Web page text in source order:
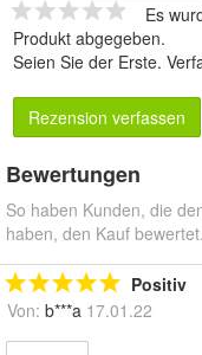
Es
Produkt abgegeben.
Seien Sie der Erste.
Rezension verfassen
Bewertungen
So haben Kunden, die
haben, den Kauf bewertet.
Positiv
Von: b***a 17.01.22